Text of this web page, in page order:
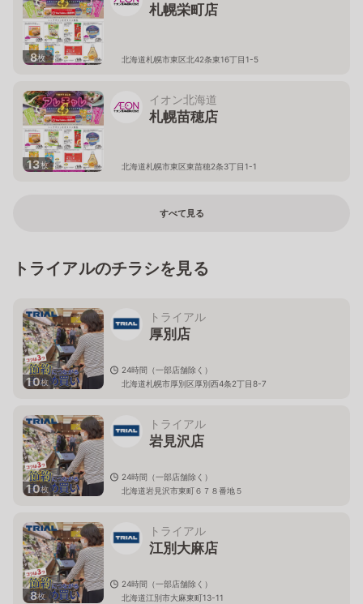
8枚
札幌栄町店
北海道札幌市東区北42条東16丁目1-5
13枚
イオン北海道
札幌苗穂店
北海道札幌市東区東苗穂2条3丁目1-1
すべて見る
トライアルのチラシを見る
10枚
トライアル
厚別店
24時間（一部店舗除く）
北海道札幌市厚別区厚別西4条2丁目8-7
10枚
トライアル
岩見沢店
24時間（一部店舗除く）
北海道岩見沢市東町６７８番地５
8枚
トライアル
江別大麻店
24時間（一部店舗除く）
北海道江別市大麻東町13-11